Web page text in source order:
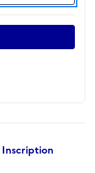
Inscription